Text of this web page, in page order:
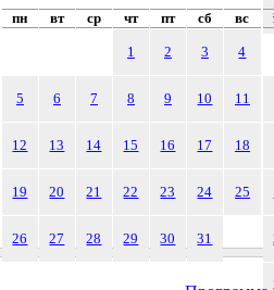
пн вт ср чт пт сб вс
1 2 3 4
5 6 7 8 9 10 11
12 13 14 15 16 17 18
19 20 21 22 23 24 25
26 27 28 29 30 31